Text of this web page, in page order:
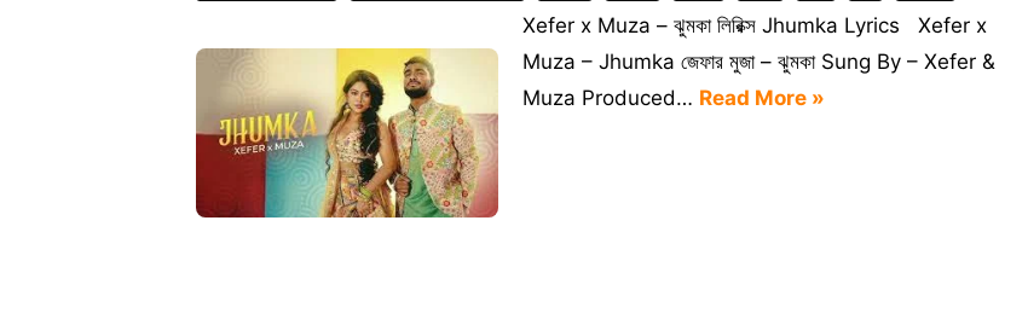
Xefer x Muza – ঝুমকা লিরিক্স Jhumka Lyrics Xefer x
Muza – Jhumka জেফার মুজা – ঝুমকা Sung By – Xefer &
Muza Produced… Read More »